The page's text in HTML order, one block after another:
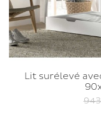
Lit surélevé